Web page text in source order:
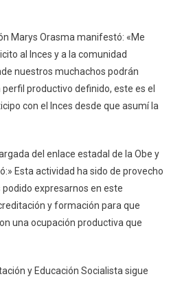
Marys Orasma manifestó: «Me
al Inces y a la comunidad
nuestros muchachos podrán
productivo definido, este es el
con el Inces desde que asumí la
del enlace estadal de la Obe y
Esta actividad ha sido de provecho
expresarnos en este
y formación para que
una ocupación productiva que
y Educación Socialista sigue